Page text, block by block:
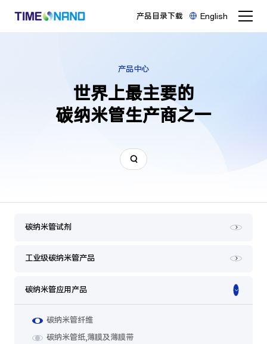
产品目录下载 English
产品中心
世界上最主要的
碳纳米管生产商之一
碳纳米管试剂
工业级碳纳米管产品
碳纳米管应用产品
碳纳米管纤维
碳纳米管纸,薄膜及薄膜带